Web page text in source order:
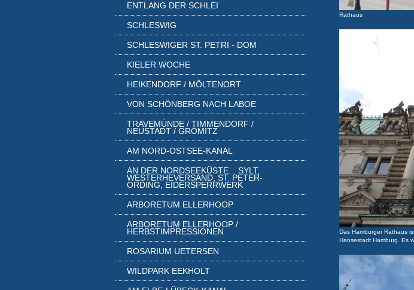
Rathaus
Das Hamburger Rathaus
Hansestadt Hamburg. Es
ENTLANG DER SCHLEI
SCHLESWIG
SCHLESWIGER ST. PETRI - DOM
KIELER WOCHE
HEIKENDORF / MÖLTENORT
VON SCHÖNBERG NACH LABOE
TRAVEMÜNDE / TIMMENDORF /
NEUSTADT / GRÖMITZ
AM NORD-OSTSEE-KANAL
AN DER NORDSEEKÜSTE... SYLT,
WESTERHEVERSAND, ST. PETER-
ORDING, EIDERSPERRWERK
ARBORETUM ELLERHOOP
ARBORETUM ELLERHOOP /
HERBSTIMPRESSIONEN
ROSARIUM UETERSEN
WILDPARK EEKHOLT